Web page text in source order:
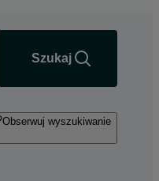
Szukaj
Obserwuj wyszukiwanie